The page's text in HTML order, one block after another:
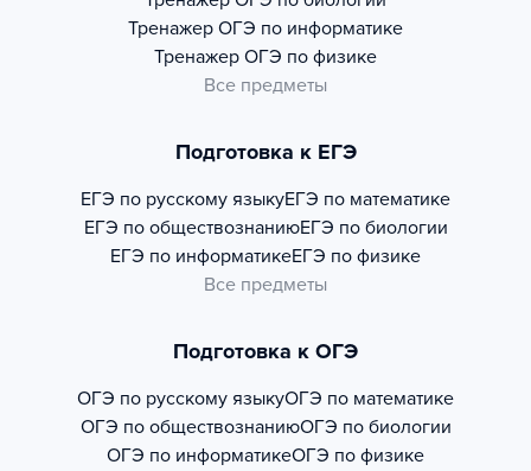
Тренажер ОГЭ по информатике
Тренажер ОГЭ по физике
Все предметы
Подготовка к ЕГЭ
ЕГЭ по русскому языкуЕГЭ по математике
ЕГЭ по обществознаниюЕГЭ по биологии
ЕГЭ по информатикеЕГЭ по физике
Все предметы
Подготовка к ОГЭ
ОГЭ по русскому языкуОГЭ по математике
ОГЭ по обществознаниюОГЭ по биологии
ОГЭ по информатикеОГЭ по физике